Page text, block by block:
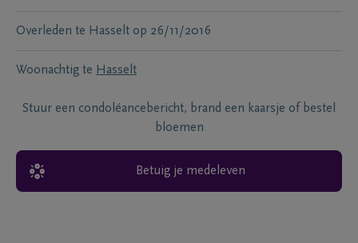
Overleden te Hasselt op 26/11/2016
Woonachtig te Hasselt
Stuur een condoléancebericht, brand een kaarsje of bestel
bloemen
Betuig je medeleven